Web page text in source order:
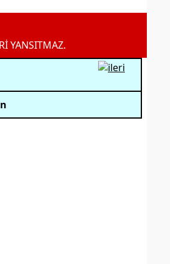
YANSITMAZ.